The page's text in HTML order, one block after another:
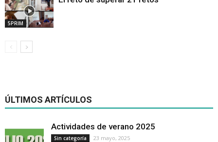
5PRIM
ÚLTIMOS ARTÍCULOS
Actividades de verano 2025
Sin categoría 23 mayo, 2025